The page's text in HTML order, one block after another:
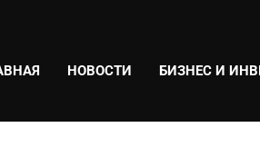
НОВОСТИ БИЗНЕС И